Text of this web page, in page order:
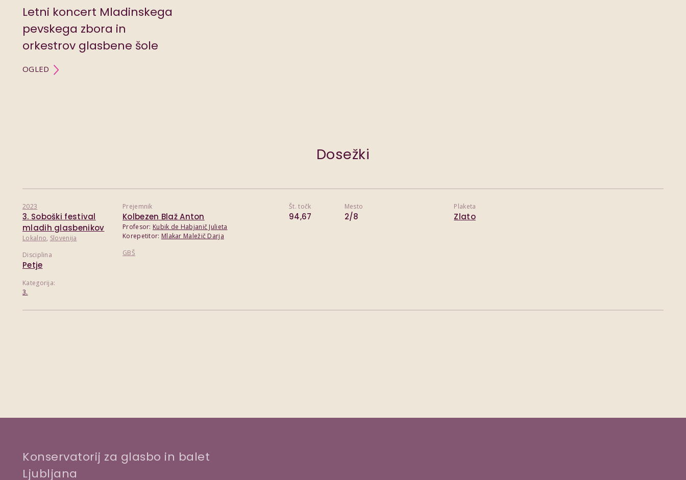
Letni koncert Mladinskega
pevskega zbora in
orkestrov glasbene šole
OGLED
Dosežki
2023
3. Soboški festival
mladih glasbenikov
Lokalno, Slovenija
Disciplina
Petje
Kategorija:
3.
Prejemnik
Kolbezen Blaž Anton
Profesor: Kubik de Habjanič Julieta
Korepetitor: Mlakar Maležič Darja
GBŠ
Št. točk
94,67
Mesto
2/8
Plaketa
Zlato
Konservatorij za glasbo in balet
Ljubljana